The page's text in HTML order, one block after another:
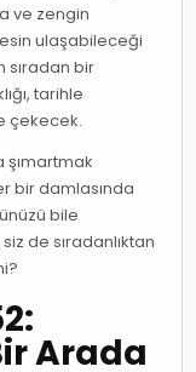
ve zengin
ulaşabileceği
sıradan bir
tarihle
çekecek.
şımartmak
bir damlasında
bile
de sıradanlıktan
Arada